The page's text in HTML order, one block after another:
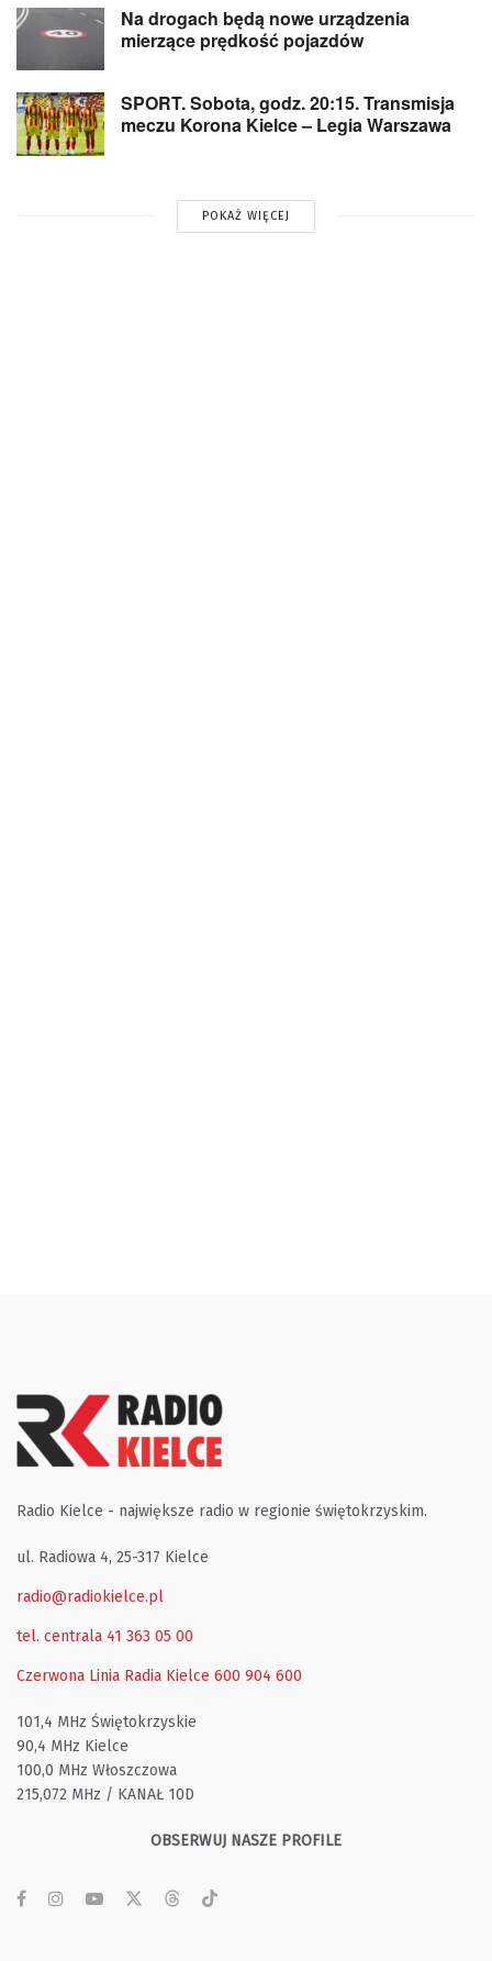
Na drogach będą nowe urządzenia
mierzące prędkość pojazdów
SPORT. Sobota, godz. 20:15. Transmisja
meczu Korona Kielce – Legia Warszawa
POKAŻ WIĘCEJ
Radio Kielce - największe radio w regionie świętokrzyskim.
ul. Radiowa 4, 25-317 Kielce
radio@radiokielce.pl
tel. centrala 41 363 05 00
Czerwona Linia Radia Kielce 600 904 600
101,4 MHz Świętokrzyskie
90,4 MHz Kielce
100,0 MHz Włoszczowa
215,072 MHz / KANAŁ 10D
OBSERWUJ NASZE PROFILE